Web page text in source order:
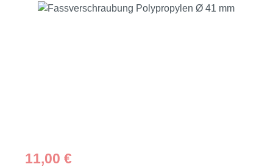
Bildergalerie überspringen
Regulärer Preis:
11,00 €